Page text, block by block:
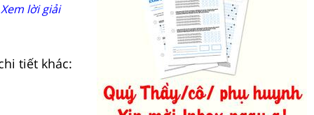
Xem lời giải
tiết khác: